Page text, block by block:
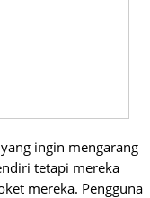
ingin mengarang
tetapi mereka
mereka. Pengguna